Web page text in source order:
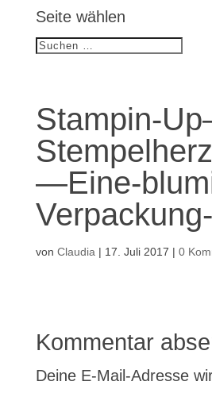
Seite wählen
Stampin-
—Eine-
von Claudia | 17. Juli 2017 | 0
Kommentar
Deine E-Mail-Adresse